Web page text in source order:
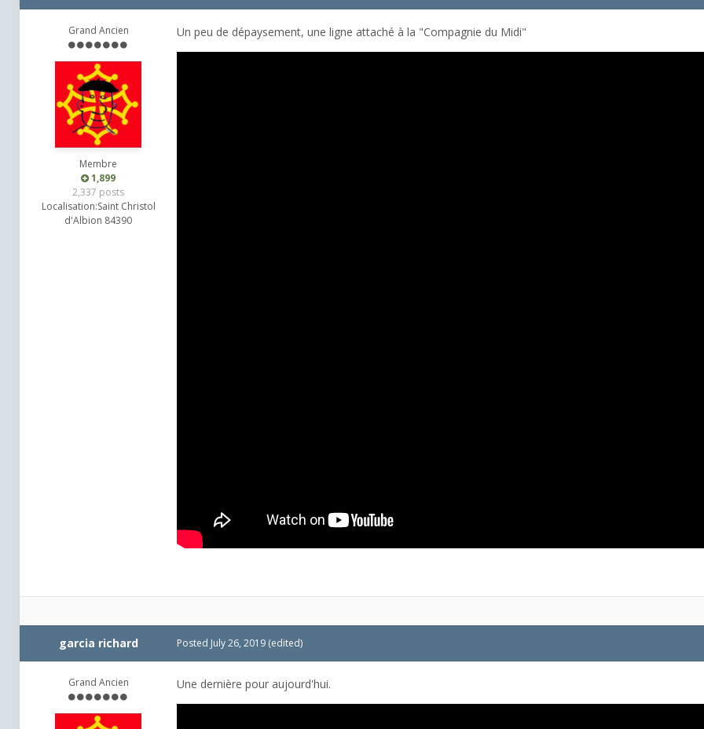
Grand Ancien
Membre
1,899
2,337 posts
Localisation:Saint Christol
d'Albion 84390
Un peu de dépaysement, une ligne attaché à la "Compagnie du Midi"
garcia richard
Grand Ancien
Posted July 26, 2019 (edited)
Une dernière pour aujourd'hui.